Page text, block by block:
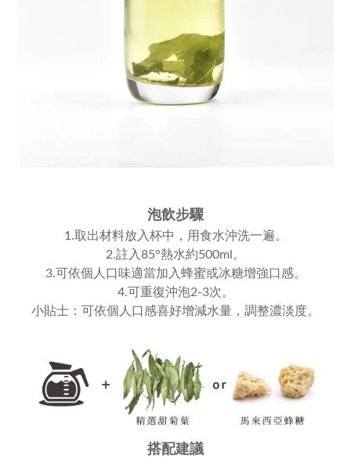
泡飲步驟
1.取出材料放入杯中，用食水沖洗一遍。
2.註入85°熱水約500ml。
3.可依個人口味適當加入蜂蜜或冰糖增強口感。
4.可重復沖泡2-3次。
小貼士：可依個人口感喜好增減水量，調整濃淡度。
搭配建議